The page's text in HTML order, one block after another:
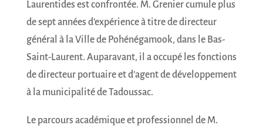
Laurentides est confrontée. M. Grenier cumule plus
de sept années d’expérience à titre de directeur
général à la Ville de Pohénégamook, dans le Bas-
Saint-Laurent. Auparavant, il a occupé les fonctions
de directeur portuaire et d’agent de développement
à la municipalité de Tadoussac.
Le parcours académique et professionnel de M.